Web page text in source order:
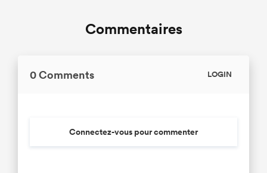
Commentaires
0 Comments LOGIN
Connectez-vous pour commenter